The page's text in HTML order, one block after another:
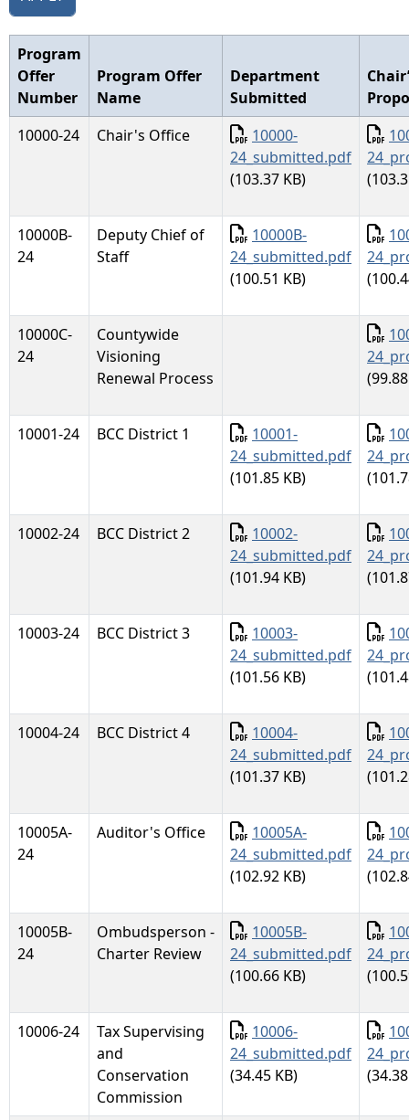
Program
Offer
Number
Program Offer
Name
Department
Submitted
10000-24
Chair's Office Documento
10000-
24_submitted.pdf
(103.37 KB)
10000B-
24
Deputy Chief of
Staff
Documento
10000B-
24_submitted.pdf
(100.51 KB)
10000C-
24
Countywide
Visioning
Renewal Process
10001-24 BCC District 1 Documento
10001-
24_submitted.pdf
(101.85 KB)
10002-24 BCC District 2 Documento
10002-
24_submitted.pdf
(101.94 KB)
10003-24 BCC District 3 Documento
10003-
24_submitted.pdf
(101.56 KB)
10004-24 BCC District 4 Documento
10004-
24_submitted.pdf
(101.37 KB)
10005A-
24
Auditor's Office Documento
10005A-
24_submitted.pdf
(102.92 KB)
10005B-
24
Ombudsperson -
Charter Review
Documento
10005B-
24_submitted.pdf
(100.66 KB)
10006-24
Tax Supervising
and
Conservation
Commission
Documento
10006-
24_submitted.pdf
(34.45 KB)